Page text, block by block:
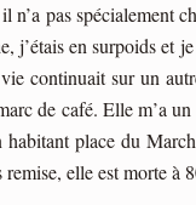
pas spécialement
j’étais en surpoids
continuait sur un
de café. Elle m’a
place du
elle est morte à